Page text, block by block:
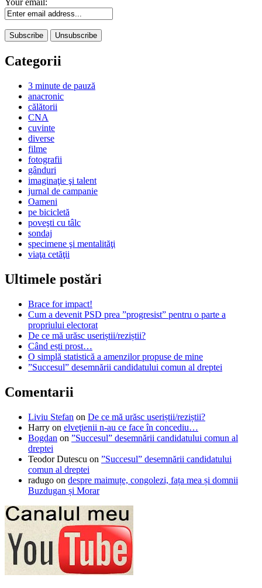
Your email:
Categorii
3 minute de pauză
anacronic
călătorii
CNA
cuvinte
diverse
filme
fotografii
gânduri
imaginaţie şi talent
jurnal de campanie
Oameni
pe bicicletă
poveşti cu tâlc
sondaj
specimene şi mentalităţi
viaţa cetăţii
Ultimele postări
Brace for impact!
Cum a devenit PSD prea ”progresist” pentru o parte a
propriului electorat
De ce mă urăsc useriștii/reziștii?
Când ești prost…
O simplă statistică a amenzilor propuse de mine
”Succesul” desemnării candidatului comun al dreptei
Comentarii
Liviu Stefan on De ce mă urăsc useriștii/reziștii?
Harry on elveţienii n-au ce face în concediu…
Bogdan on ”Succesul” desemnării candidatului comun al
dreptei
Teodor Dutescu on ”Succesul” desemnării candidatului
comun al dreptei
radugo on despre maimuțe, congolezi, fața mea și domnii
Buzdugan și Morar